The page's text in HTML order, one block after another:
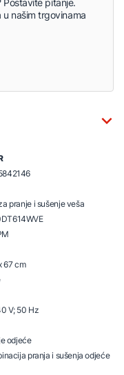
našim trgovinama
pranje i sušenje veša
67 cm
V; 50 Hz
odjeće
pranja i sušenja odjeće